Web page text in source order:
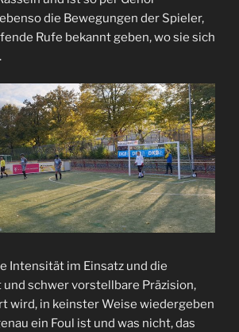
die Bewegungen der Spieler,
Rufe bekannt geben, wo sie sich
Intensität im Einsatz und die
schwer vorstellbare Präzision,
wird, in keinster Weise wiedergeben
ein Foul ist und was nicht, das